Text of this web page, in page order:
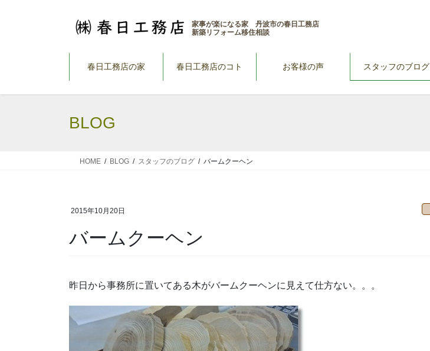
家事が楽になる家 丹波市の春日工務店
新築リフォーム移住相談
春日工務店の家 春日工務店のコト お客様の声 スタッフのブログ
BLOG
HOME BLOG スタッフのブログ バームクーヘン
2015年10月20日
バームクーヘン
昨日から事務所に置いてある木がバームクーヘンに見えて仕方ない。。。